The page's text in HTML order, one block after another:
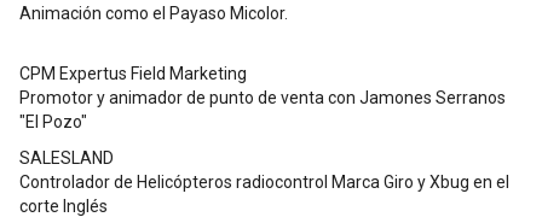
Animación como el Payaso Micolor.
CPM Expertus Field Marketing
Promotor y animador de punto de venta con Jamones Serranos
"El Pozo"
SALESLAND
Controlador de Helicópteros radiocontrol Marca Giro y Xbug en el
corte Inglés